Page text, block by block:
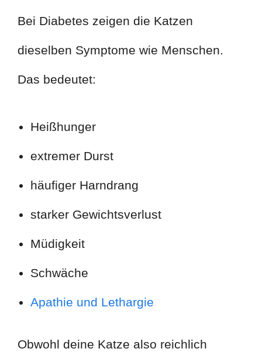
Bei Diabetes zeigen die Katzen
dieselben Symptome wie Menschen.
Das bedeutet:
Heißhunger
extremer Durst
häufiger Harndrang
starker Gewichtsverlust
Müdigkeit
Schwäche
Apathie und Lethargie
Obwohl deine Katze also reichlich